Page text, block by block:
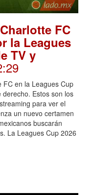
FC
la Leagues
TV y
FC en la Leagues Cup
Estos son los
para ver el
un nuevo certamen
buscarán
La Leagues Cup 2026